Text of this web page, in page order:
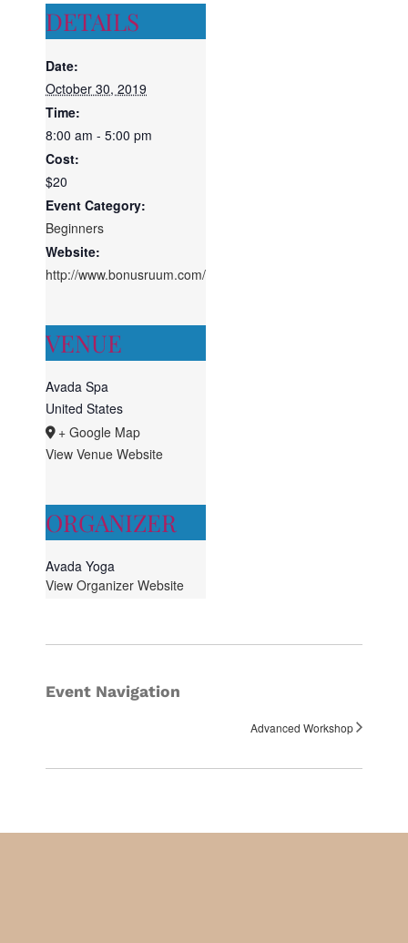
DETAILS
Date:
October 30, 2019
Time:
8:00 am - 5:00 pm
Cost:
$20
Event Category:
Beginners
Website:
http://www.bonusruum.com/
VENUE
Avada Spa
United States
+ Google Map
View Venue Website
ORGANIZER
Avada Yoga
View Organizer Website
Event Navigation
Advanced Workshop